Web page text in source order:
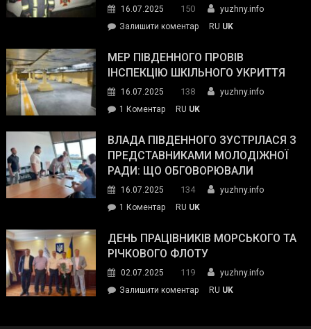
силових
та
органів:
«Наш
спільний
окупанти.
Маємо
діяти
команда
16.07.2025 150
yuzhny.info
Залишити коментарon
ДСНС
власноруч
пожежу
у
RU UK
МЕР ПІВДЕННОГО ПРОВІВ
ІНСПЕКЦІЮ ШКІЛЬНОГО УКРИТТЯ
16.07.2025 138
yuzhny.info
1 Коментардо
Південного
провів
інспекцію
укриття
RU UK
ВЛАДА ПІВДЕННОГО ЗУСТРІЛАСЯ З
ПРЕДСТАВНИКАМИ МОЛОДІЖНОЇ
РАДИ: ЩО ОБГОВОРЮВАЛИ
16.07.2025 134
yuzhny.info
1 Коментардо
Південного
зустрілася
представниками
молодіжної
RU UK
ДЕНЬ ПРАЦІВНИКІВ МОРСЬКОГО ТА
РІЧКОВОГО ФЛОТУ
02.07.2025 119
yuzhny.info
Залишити коментарon
RU UK